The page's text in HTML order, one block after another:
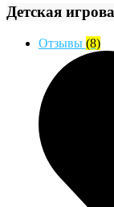
Детская
Отзывы (8)